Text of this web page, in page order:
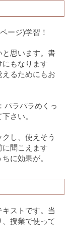
ージ)学習！
と思います。書
にもなります
えるためにもお
パラパラめくっ
さい。
し、使えそう
聞こえます
に効果が。
ストです。当
授業で使って